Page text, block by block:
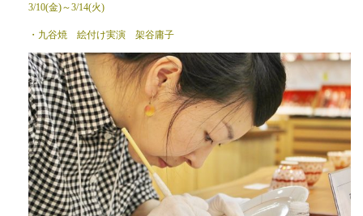
3/10(金)～3/14(火)
・九谷焼 絵付け実演 架谷庸子